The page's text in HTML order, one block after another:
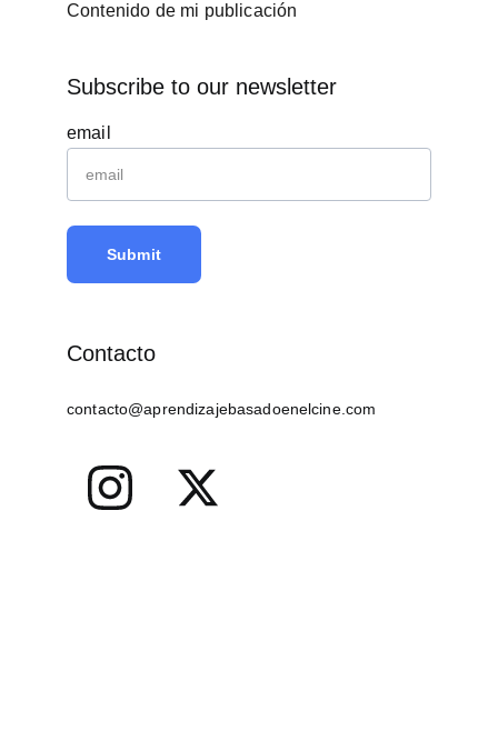
Contenido de mi publicación
Contacto
email
Submit
contacto@aprendizajebasadoenelcine.com
Subscribe to our newsletter